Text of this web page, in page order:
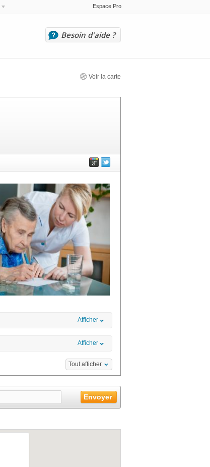
Espace Pro
Besoin d'aide ?
Voir la carte
Afficher
Afficher
Tout afficher